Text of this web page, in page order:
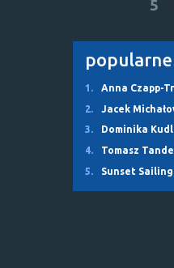
5
popularne
1. Anna Czapp-
2.
Jacek
3.
Dominika
4.
Tomasz
5.
Sunset